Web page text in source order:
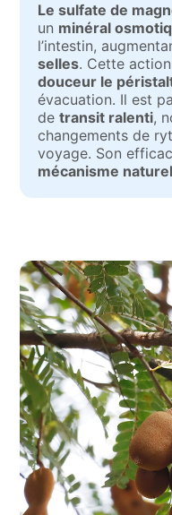
Le sulfate de
un minéral
l’intestin,
selles. Cette
douceur le
évacuation. Il est
detransit ralenti,
changements de
voyage. Son
mécanisme